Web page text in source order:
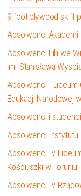
9 foot plywood skiff
Absolwenci
Absolwenci Filii we
im. Stanisława
Absolwenci I Liceum
Edukacji Narodowej
Absolwenci i
Absolwenci Instytutu
Absolwenci IV
Kościuszki w Toruniu
Absolwenci IV